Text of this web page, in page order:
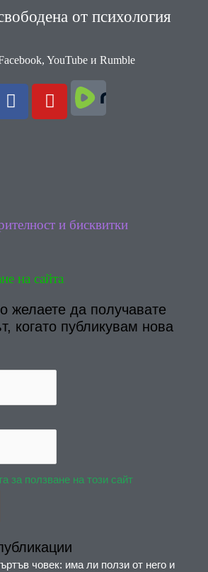
от психология
YouTube и Rumble
F
a
c
Y
o
u
и бисквитки
на сайта
желаете да получавате
когато публикувам нова
за ползване на този сайт
човек: има ли ползи от него и